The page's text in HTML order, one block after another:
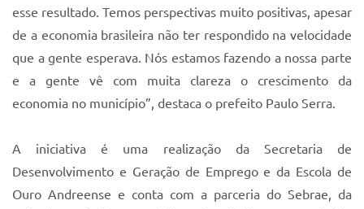
esse resultado. Temos perspectivas muito positivas, apesar
de a economia brasileira não ter respondido na velocidade
que a gente esperava. Nós estamos fazendo a nossa parte
e a gente vê com muita clareza o crescimento da
economia no município”, destaca o prefeito Paulo Serra.
A iniciativa é uma realização da Secretaria de
Desenvolvimento e Geração de Emprego e da Escola de
Ouro Andreense e conta com a parceria do Sebrae, da